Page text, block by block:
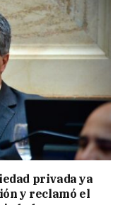
privada ya
y reclamó el